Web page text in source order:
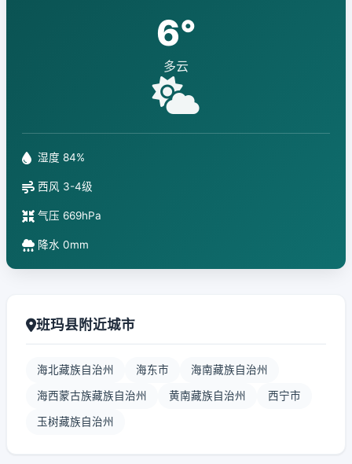
6°
多云
湿度 84%
西风 3-4级
气压 669hPa
降水 0mm
班玛县附近城市
海北藏族自治州 海东市 海南藏族自治州
海西蒙古族藏族自治州 黄南藏族自治州 西宁市
玉树藏族自治州